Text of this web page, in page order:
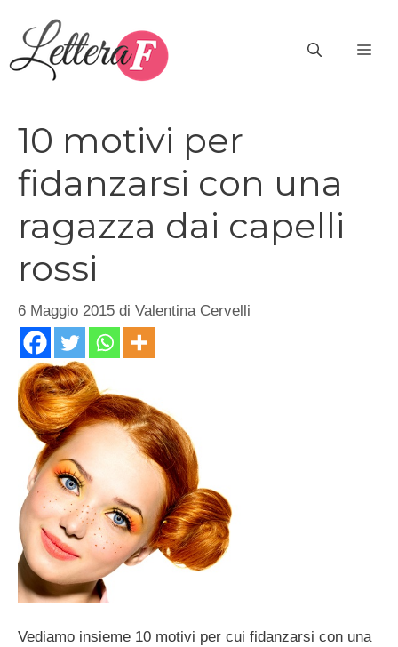
contenuto
10 motivi per
fidanzarsi con una
ragazza dai capelli
rossi
6 Maggio 2015 di Valentina Cervelli
Vediamo insieme 10 motivi per cui fidanzarsi con una